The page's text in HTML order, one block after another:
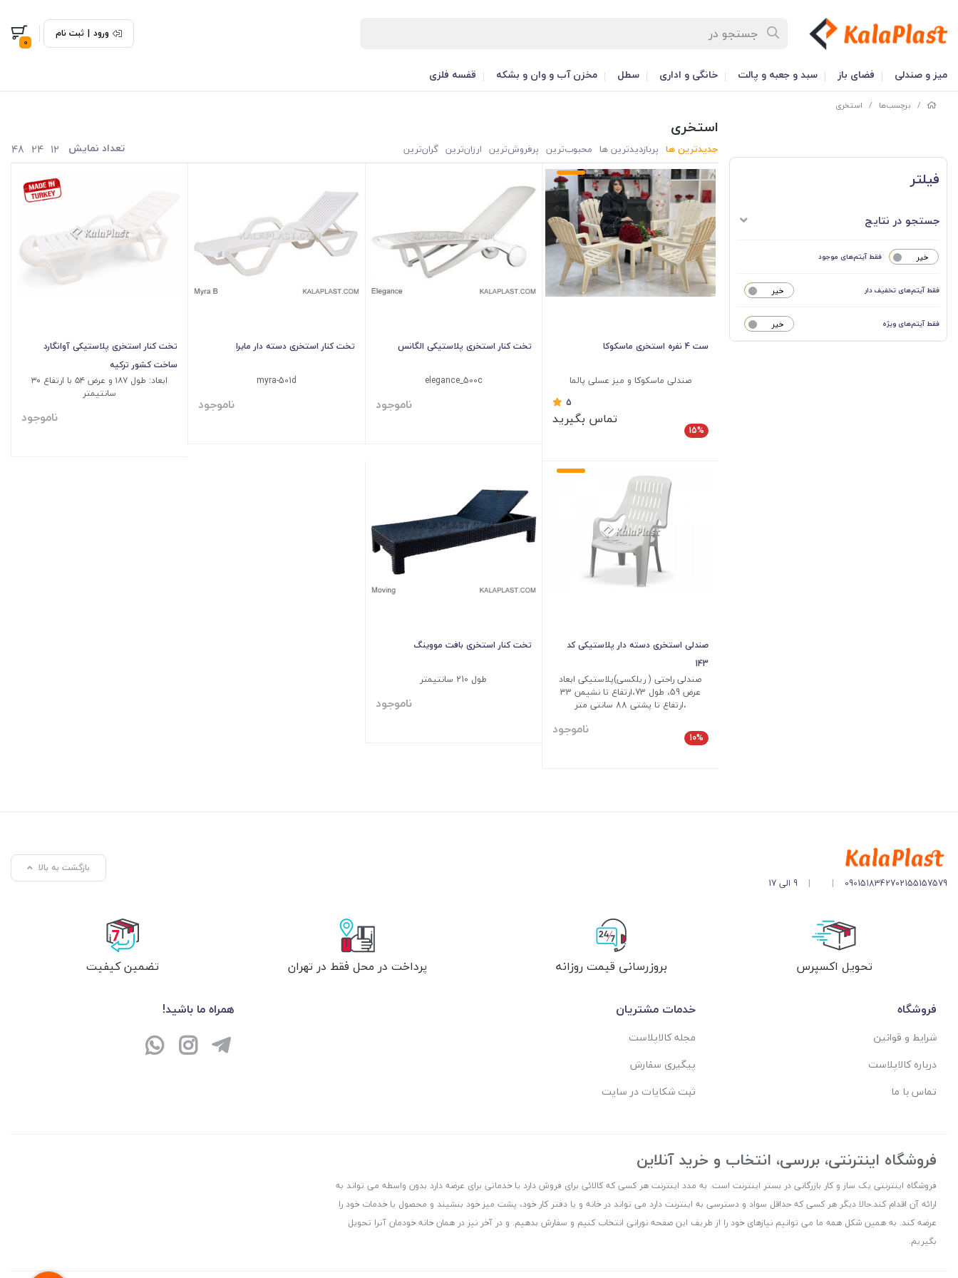
ورود | ثبت نام
0
میز و صندلی فضای باز سبد و جعبه و پالت خانگی و اداری سطل مخزن آب و وان و بشکه قفسه فلزی
/ برچسب‌ها / استخری
فیلتر
جستجو در نتایج
خیر فقط آیتم‌های موجود
خیر فقط آیتم‌های تخفیف دار
خیر فقط آیتم‌های ویژه
استخری
جدیدترین ها پربازدیدترین ها محبوب‌‌ترین پرفروش‌ترین ارزان‌ترین گران‌ترین تعداد نمایش 12
24
48
ست 4 نفره استخری ماسکوکا
صندلی ماسکوکا و میز عسلی پالما
5
15%
تماس بگیرید
تخت کنار استخری پلاستیکی الگانس
elegance_500c
ناموجود
تخت کنار استخری دسته دار مایرا
myra-501d
ناموجود
تخت کنار استخری پلاستیکی آوانگارد
ساخت کشور ترکیه
ابعاد: طول ۱۸۷ و عرض ۵۴ با ارتفاع ۳۰
سانتیمتر
ناموجود
صندلی استخری دسته دار پلاستیکی کد
143
صندلی راحتی ( ریلکسی)پلاستیکی ابعاد
عرض 59، طول 73،ارتفاع تا نشیمن 33
،ارتفاع تا پشتی 88 سانتی متر
10% ناموجود
تخت کنار استخری بافت مووینگ
طول 210 سانتیمتر
ناموجود
02155157579
09015183427
|
| 9 الی 17
بازگشت به بالا
تحویل اکسپرس بروزرسانی قیمت روزانه پرداخت در محل فقط در تهران تضمین کیفیت
فروشگاه
شرایط و قوانین
درباره کالاپلاست
تماس با ما
خدمات مشتریان
مجله کالاپلاست
پیگیری سفارش
ثبت شکایات در سایت
همراه ما باشید!
فروشگاه اینترنتی، بررسی، انتخاب و خرید آنلاین
فروشگاه اینترنتی یک ساز و کار بازرگانی در بستر اینترنت است. به مدد اینترنت هر کسی که کالائی برای فروش دارد یا خدماتی برای عرضه دارد بدون واسطه می تواند به
ارائه آن اقدام کند.حالا دیگر هر کسی که حداقل سواد و دسترسی به اینترنت دارد می تواند در خانه و یا دفتر کار خود، پشت میز خود بنشیند و محصول یا خدمات خود را
عرضه کند. به همین شکل همه ما می توانیم نیازهای خود را از طریف این صفحه نورانی انتخاب کنیم و سفارش بدهیم. و در آخر نیز در همان خانه خودمان آنرا تحویل
بگیریم.